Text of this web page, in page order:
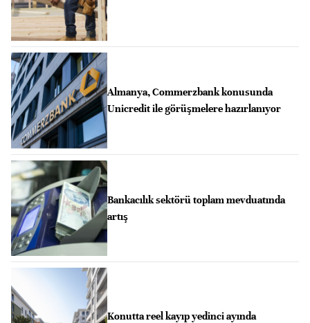
Almanya, Commerzbank konusunda
Unicredit ile görüşmelere hazırlanıyor
Bankacılık sektörü toplam mevduatında
artış
Konutta reel kayıp yedinci ayında